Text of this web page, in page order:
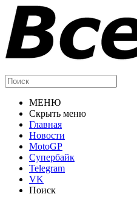
МЕНЮ
Скрыть меню
Главная
Новости
MotoGP
Супербайк
Telegram
VK
Поиск